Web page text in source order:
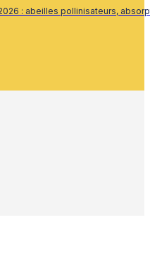
: abeilles pollinisateurs,